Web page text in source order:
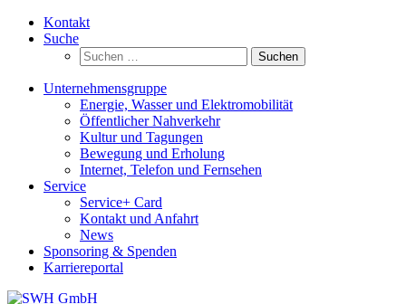
Zum
Inhalt
Kontakt
Suche
Suchen
nach:
Unternehmensgruppe
Energie, Wasser und Elektromobilität
Öffentlicher Nahverkehr
Kultur und Tagungen
Bewegung und Erholung
Internet, Telefon und Fernsehen
Service
Service+ Card
Kontakt und Anfahrt
News
Sponsoring & Spenden
Karriereportal